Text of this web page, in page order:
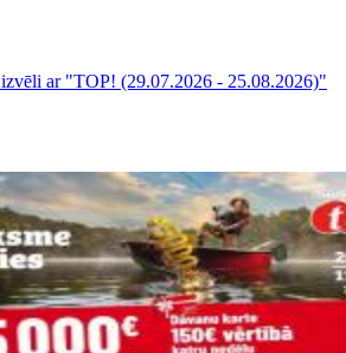
ar "TOP! (29.07.2026 - 25.08.2026)"